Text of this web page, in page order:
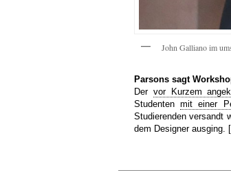
John Galliano im
Parsons sagt
Der vor Kurzem
Studentenmit einer
Studierenden versandt
dem Designer ausging. [